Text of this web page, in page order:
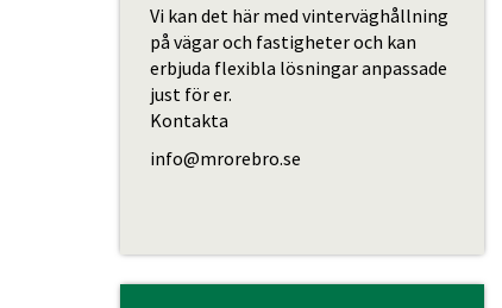
Vi kan det här med vinterväghållning
på vägar och fastigheter och kan
erbjuda flexibla lösningar anpassade
just för er.
Kontakta
info@mrorebro.se